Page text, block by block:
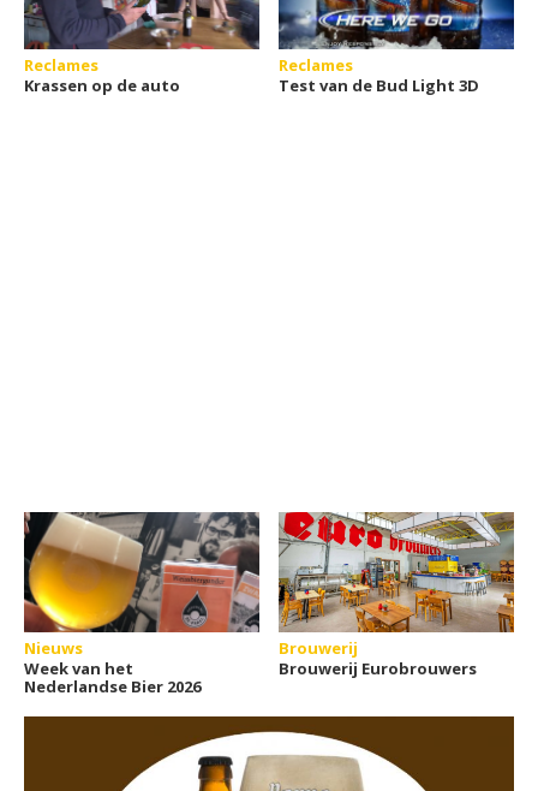
Reclames
Krassen op de auto
Reclames
Test van de Bud Light 3D
Nieuws
Week van het
Nederlandse Bier 2026
Brouwerij
Brouwerij Eurobrouwers